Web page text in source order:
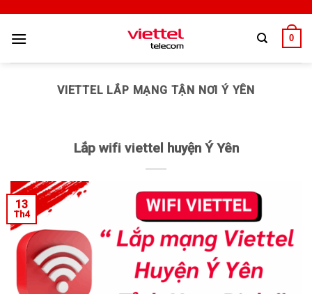
0
VIETTEL LẮP MẠNG TẬN NƠI Ý YÊN
Lắp wifi viettel huyện Ý Yên
13
Th4